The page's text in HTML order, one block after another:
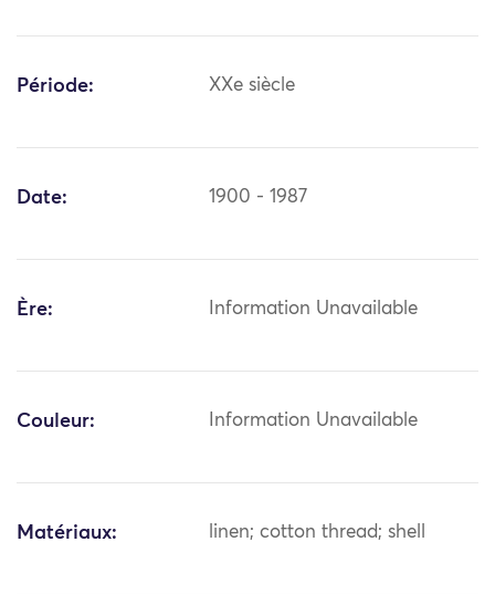
Période: XXe siècle
Date: 1900 - 1987
Ère: Information Unavailable
Couleur: Information Unavailable
Matériaux: linen; cotton thread; shell